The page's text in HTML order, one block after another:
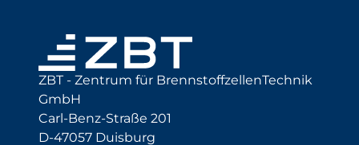
ZBT - Zentrum für BrennstoffzellenTechnik
GmbH
Carl-Benz-Straße 201
D-47057 Duisburg